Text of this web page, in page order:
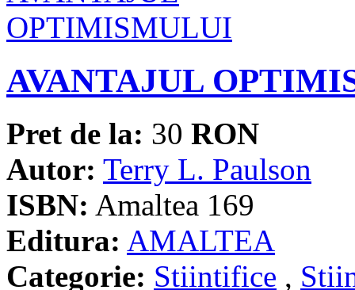
AVANTAJUL
Pret de la: 30 RON
Autor: Terry L. Paulson
ISBN: Amaltea 169
Editura: AMALTEA
Categorie: Stiintifice ,